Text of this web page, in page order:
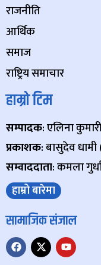
राजनीति
आर्थिक
समाज
राष्ट्रिय समाचार
हाम्रो टिम
सम्पादक: एलिना
प्रकाशक: बासुदेव
सम्वाददाता: कमला
हाम्रो बारेमा
सामाजिक संजाल